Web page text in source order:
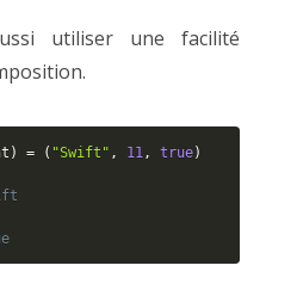
utiliser une facilité
) = ( "Swift" , 11 , true)